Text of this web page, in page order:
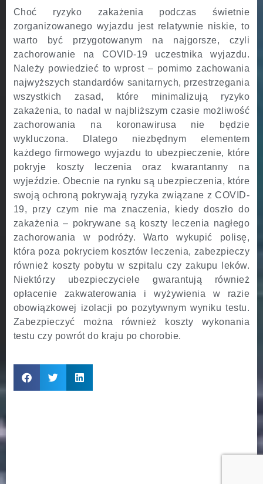
Choć ryzyko zakażenia podczas świetnie
zorganizowanego wyjazdu jest relatywnie niskie, to
warto być przygotowanym na najgorsze, czyli
zachorowanie na COVID-19 uczestnika wyjazdu.
Należy powiedzieć to wprost – pomimo zachowania
najwyższych standardów sanitarnych, przestrzegania
wszystkich zasad, które minimalizują ryzyko
zakażenia, to nadal w najbliższym czasie możliwość
zachorowania na koronawirusa nie będzie
wykluczona. Dlatego niezbędnym elementem
każdego firmowego wyjazdu to ubezpieczenie, które
pokryje koszty leczenia oraz kwarantanny na
wyjeździe. Obecnie na rynku są ubezpieczenia, które
swoją ochroną pokrywają ryzyka związane z COVID-
19, przy czym nie ma znaczenia, kiedy doszło do
zakażenia – pokrywane są koszty leczenia nagłego
zachorowania w podróży. Warto wykupić polisę,
która poza pokryciem kosztów leczenia, zabezpieczy
również koszty pobytu w szpitalu czy zakupu leków.
Niektórzy ubezpieczyciele gwarantują również
opłacenie zakwaterowania i wyżywienia w razie
obowiązkowej izolacji po pozytywnym wyniku testu.
Zabezpieczyć można również koszty wykonania
testu czy powrót do kraju po chorobie.